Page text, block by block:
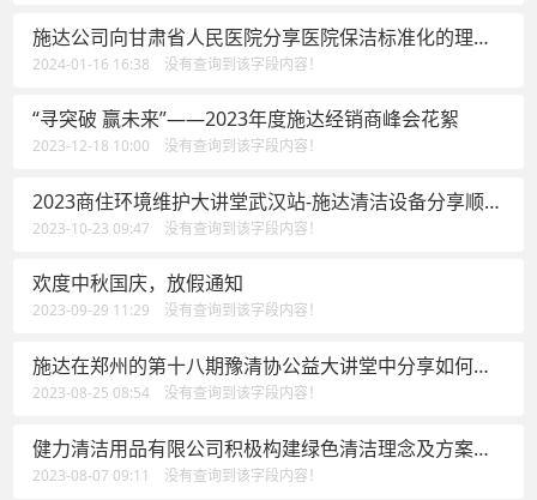
施达公司向甘肃省人民医院分享医院保洁标准化的理念
及落地案例的实践经验
2024-01-16 16:38 没有查询到该字段内容！
“寻突破 赢未来”——2023年度施达经销商峰会花絮
2023-12-18 10:00 没有查询到该字段内容！
2023商住环境维护大讲堂武汉站-施达清洁设备分享顺势
有为方能在物业竞争中取得领先
2023-10-23 09:47 没有查询到该字段内容！
欢度中秋国庆，放假通知
2023-09-29 11:29 没有查询到该字段内容！
施达在郑州的第十八期豫清协公益大讲堂中分享如何在
中大型物业竞争中打造领先
2023-08-25 08:54 没有查询到该字段内容！
健力清洁用品有限公司积极构建绿色清洁理念及方案，
为佛山清洁行业高质量发展做出新贡献
2023-08-07 09:11 没有查询到该字段内容！